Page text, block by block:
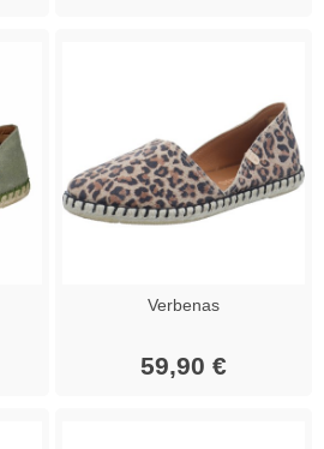
Verbenas
59,90 €